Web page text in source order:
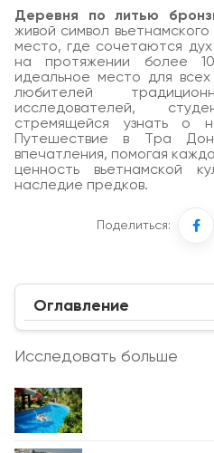
Деревня по литью
живой символ
место, где сочетаются
на протяжении более
идеальное место для
любителей
исследователей,
стремящейся узнать о
Путешествие в Тра
впечатления, помогая
ценность вьетнамской
наследие предков.
Поделиться:
Оглавление
Исследовать больше